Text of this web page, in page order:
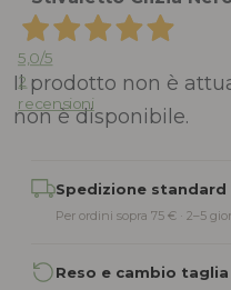
5,0/5
2
recensioni
Il prodotto non è
non è disponibile.
Spedizione
Per ordini sopra 75 € · 2–5
Reso e cambio